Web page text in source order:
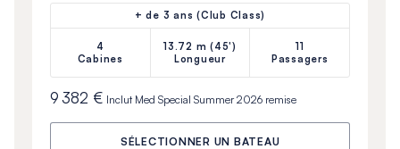
+ de 3 ans (Club Class)
4
Cabines
13.72 m (45')
Longueur
11
Passagers
9 382 € Inclut Med Special Summer 2026remise
SÉLECTIONNER UN BATEAU